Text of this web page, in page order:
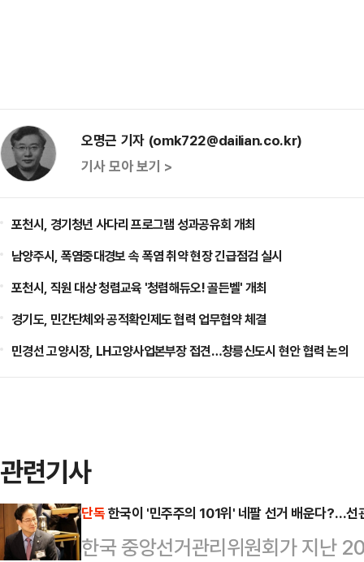
오명근 기자 (omk722@dailian.co.kr)
기사 모아 보기 >
포천시, 경기청년 사다리 프로그램 성과공유회 개최
남양주시, 폭염중대경보 속 폭염 취약 현장 긴급점검 실시
포천시, 직원 대상 청렴교육 '청렴해듀오! 골든벨' 개최
경기도, 민간단체와 공적확인제도 협력 업무협약 체결
민경선 고양시장, LH고양사업본부장 접견…창릉신도시 현안 협력 논의
관련기사
단독한국이 '민주주의 101위' 네팔 선거 배운다?…
한국 중앙선거관리위원회가 지난